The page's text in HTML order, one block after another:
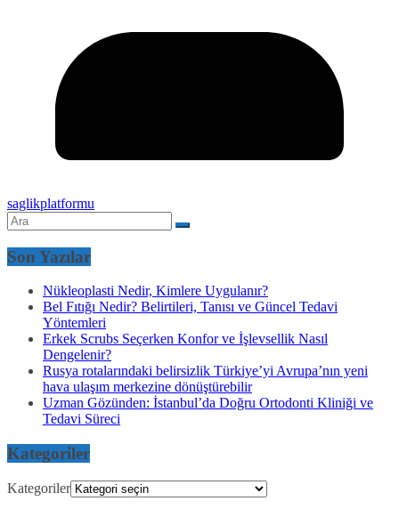
saglikplatformu
Son Yazılar
Nükleoplasti Nedir, Kimlere Uygulanır?
Bel Fıtığı Nedir? Belirtileri, Tanısı ve Güncel Tedavi
Yöntemleri
Erkek Scrubs Seçerken Konfor ve İşlevsellik Nasıl
Dengelenir?
Rusya rotalarındaki belirsizlik Türkiye’yi Avrupa’nın yeni
hava ulaşım merkezine dönüştürebilir
Uzman Gözünden: İstanbul’da Doğru Ortodonti Kliniği ve
Tedavi Süreci
Kategoriler
Kategoriler